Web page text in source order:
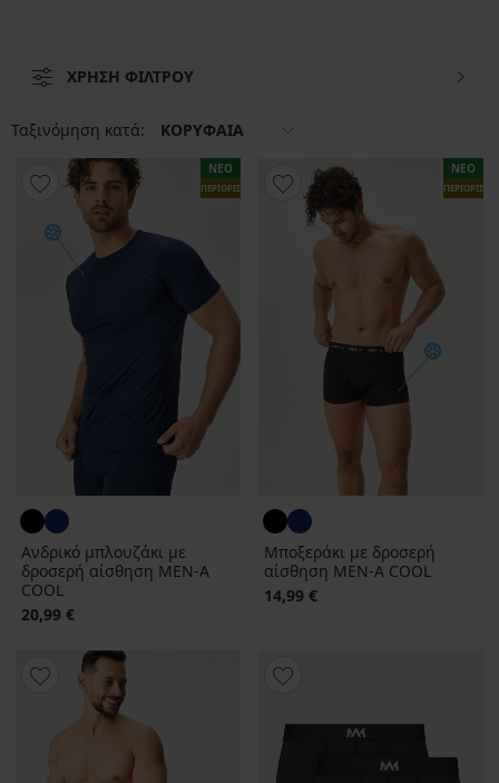
ΧΡΗΣΗ ΦΙΛΤΡΟΥ
Ταξινόμηση κατά: ΚΟΡΥΦΑΙΑ
ΝΕΟ
ΠΕΡΙΟΡΙΣΜΕΝΑ
Ανδρικό μπλουζάκι με
δροσερή αίσθηση MEN‑A
COOL
20,99 €
ΝΕΟ
Μποξεράκι με δροσερή
αίσθηση MEN-A COOL
14,99 €